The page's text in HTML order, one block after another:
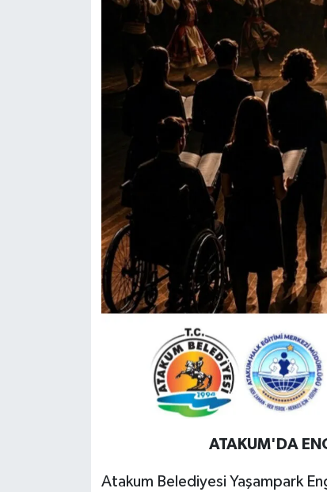
ATAKUM'DA
Atakum Belediyesi Yaşampark